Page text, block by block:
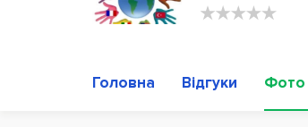
Головна Відгуки Фото